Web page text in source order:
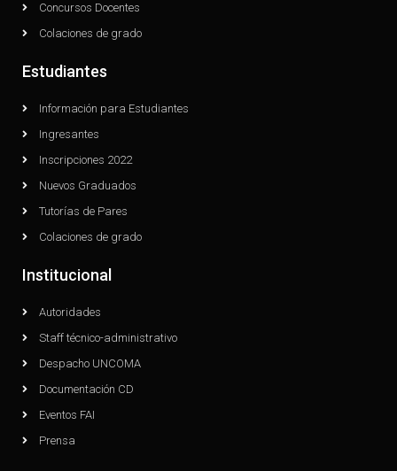
Concursos Docentes
Colaciones de grado
Estudiantes
Información para Estudiantes
Ingresantes
Inscripciones 2022
Nuevos Graduados
Tutorías de Pares
Colaciones de grado
Institucional
Autoridades
Staff técnico-administrativo
Despacho UNCOMA
Documentación CD
Eventos FAI
Prensa